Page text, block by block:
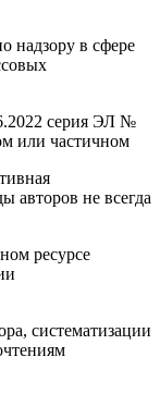
надзору в сфере
серия ЭЛ №
или частичном
авторов не всегда
ресурсе
систематизации